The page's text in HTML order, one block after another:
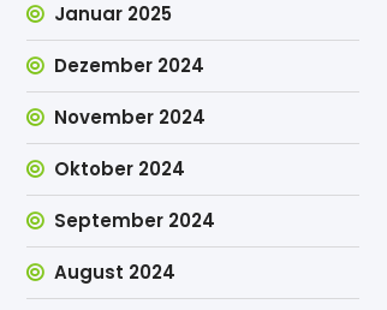
Januar 2025
Dezember 2024
November 2024
Oktober 2024
September 2024
August 2024